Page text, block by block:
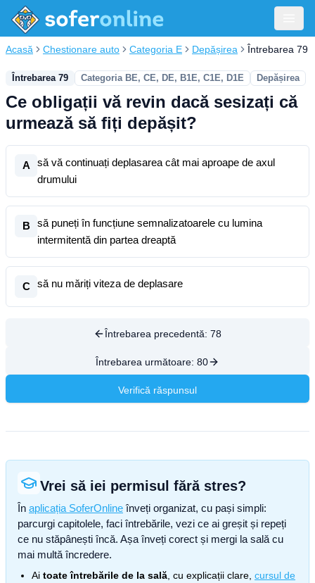
Acasă Chestionare auto Categoria E Depășirea Întrebarea 79
Întrebarea 79 Categoria BE, CE, DE, B1E, C1E, D1E Depășirea
Ce obligații vă revin dacă sesizați că
urmează să fiți depășit?
A
să vă continuați deplasarea cât mai aproape de axul
drumului
B
să puneți în funcțiune semnalizatoarele cu lumina
intermitentă din partea dreaptă
C să nu măriți viteza de deplasare
Întrebarea precedentă: 78
Întrebarea următoare: 80
Verifică răspunsul
Vrei să iei permisul fără stres?
În aplicația SoferOnline înveți organizat, cu pași simpli:
parcurgi capitolele, faci întrebările, vezi ce ai greșit și repeți
ce nu stăpânești încă. Așa înveți corect și mergi la sală cu
mai multă încredere.
Ai toate întrebările de la sală , cu explicații clare, cursul de